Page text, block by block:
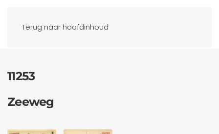
Terug naar hoofdinhoud
Ansichtkaarten
11253
Zeeweg